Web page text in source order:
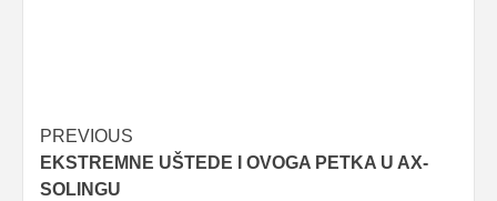
Post
navigation
PREVIOUS
EKSTREMNE UŠTEDE I OVOGA PETKA U AX-
SOLINGU